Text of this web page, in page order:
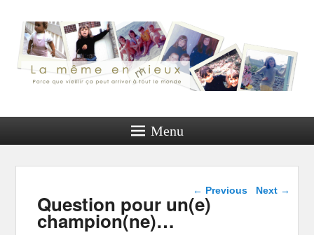
Menu
Post navigation
← Previous Next →
Question pour un(e)
champion(ne)…